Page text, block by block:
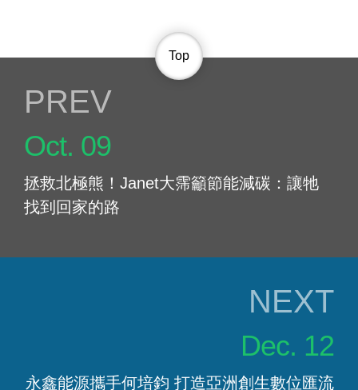
高市府宣布綠電衝全國第一 今年超標1.96倍
【中國時報】
高雄綠電全國第一 超越年度備案容量1.96倍
高雄綠電全國第一 超越年度備案容量1.96倍
綠能新政、卓越光電-高市府宣布光電備案數全國第1
Top
PREV NEWS
Oct. 09
拯救北極熊！Janet大霈籲節能減碳：讓牠
找到回家的路
NEXT NEWS
Dec. 12
永鑫能源攜手何培鈞 打造亞洲創生數位匯流